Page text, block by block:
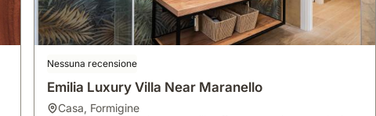
Nessuna recensione
Emilia Luxury Villa Near Maranello
casa, Formigine